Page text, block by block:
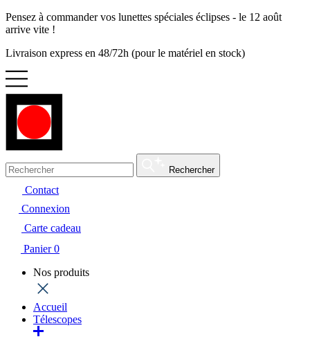
Pensez à commander vos lunettes spéciales éclipses - le 12 août
arrive vite !
Livraison express en 48/72h (pour le matériel en stock)
Rechercher
Contact
Connexion
Carte cadeau
Panier 0
Nos produits
Accueil
Télescopes